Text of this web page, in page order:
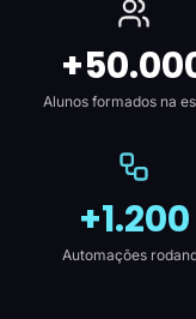
Alunos formados na
+1.200
Automações